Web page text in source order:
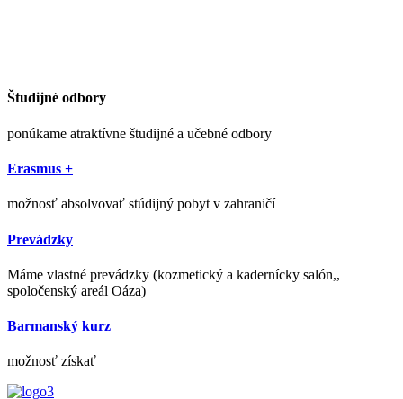
Študijné odbory
ponúkame atraktívne študijné a učebné odbory
Erasmus +
možnosť absolvovať stúdijný pobyt v zahraničí
Prevádzky
Máme vlastné prevádzky (kozmetický a kadernícky salón,,
spoločenský areál Oáza)
Barmanský kurz
možnosť získať